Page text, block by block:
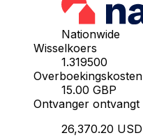
Nationwide
Wisselkoers
1.319500
Overboekingskosten
15.00 GBP
Ontvanger ontvangt
26,370.20 USD